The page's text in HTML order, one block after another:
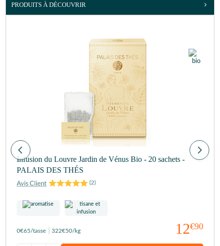
PRODUITS À DÉCOUVRIR
Infusion du Louvre Jardin de Vénus Bio - 20 sachets -
PALAIS DES THÉS
(2)
12€90
0€65/tasse 322€50/kg